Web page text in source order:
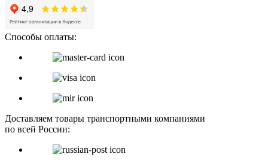
Способы оплаты:
Доставляем товары транспортными компаниями
по всей России: